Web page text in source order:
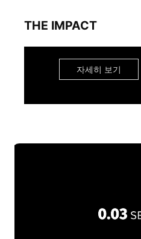
THE IMPACT
자세히 보기